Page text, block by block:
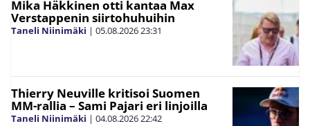
Mika Häkkinen otti kantaa Max
Verstappenin siirtohuhuihin
Taneli Niinimäki | 05.08.202623:31
Thierry Neuville kritisoi Suomen
MM-rallia – Sami Pajari eri linjoilla
Taneli Niinimäki | 04.08.202622:42